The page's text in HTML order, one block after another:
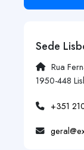
Sede
Rua
1950-448
+351